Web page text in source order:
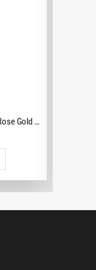
Bút máy Montblanc Meisterstuck Rose Gold Fountain Pen MB112676 (Mã mới 132485)